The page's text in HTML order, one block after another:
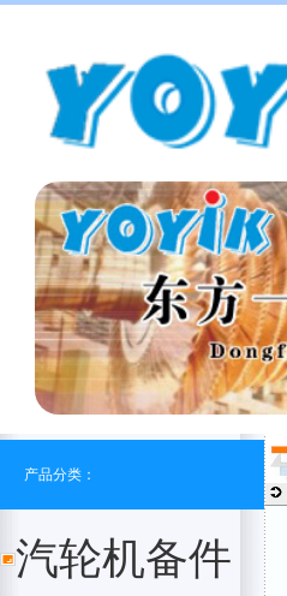
产品分类：
汽轮机备件